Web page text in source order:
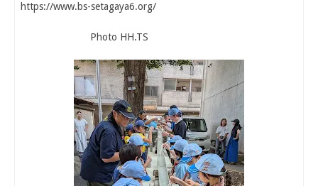
https://www.bs-setagaya6.org/
Photo HH.TS